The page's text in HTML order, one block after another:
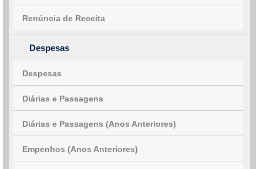
Renúncia de Receita
Despesas
Despesas
Diárias e Passagens
Diárias e Passagens (Anos Anteriores)
Empenhos (Anos Anteriores)